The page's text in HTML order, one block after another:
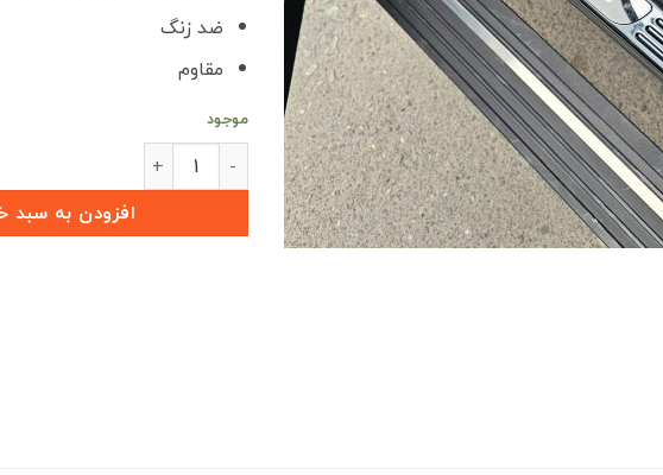
ضد زنگ
مقاوم
موجود
پارکابی فلزی تیتانیوم جدید وارداتی تیگو
افزودن به سبد